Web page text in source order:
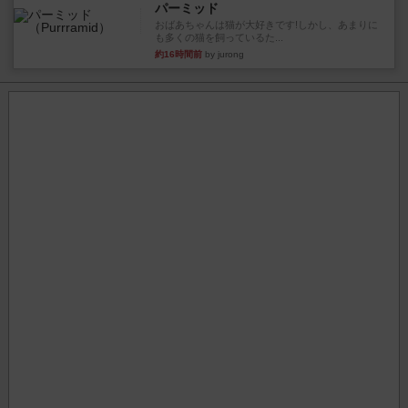
パーミッド
おばあちゃんは猫が大好きです!しかし、あまりに
も多くの猫を飼っているた...
約16時間前 by jurong